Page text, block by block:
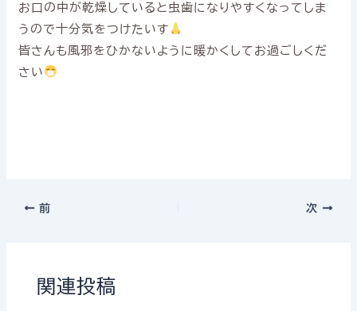
お口の中が乾燥していると虫歯になりやすくなってしま
うので十分気をつけたいす
皆さんも風邪をひかないように暖かくしてお過ごしくだ
さい
前 次
関連投稿